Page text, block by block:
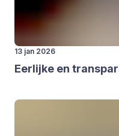
13 jan 2026
Eer­lij­ke en